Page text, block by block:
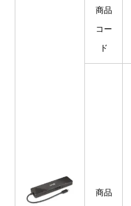
商品
コー
ド
商品